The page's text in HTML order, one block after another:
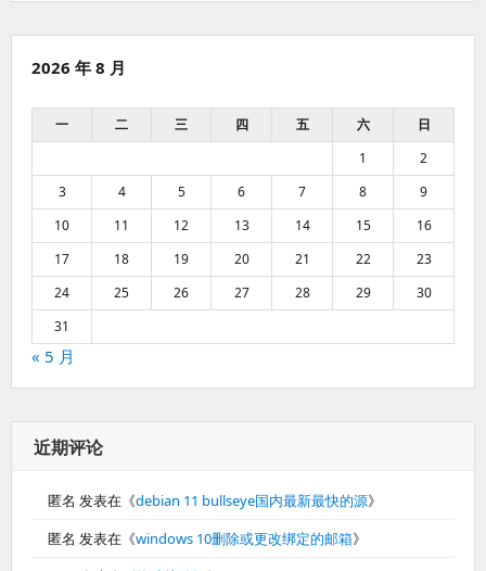
2026 年 8 月
一 二 三 四 五 六
日
1
2
3
4 5 6 7 8
9
10
11 12 13 14 15
16
17
18 19 20 21 22
23
24
25 26 27 28 29
30
31
« 5 月
近期评论
匿名 发表在《debian 11 bullseye国内最新最快的源》
匿名 发表在《windows 10删除或更改绑定的邮箱》